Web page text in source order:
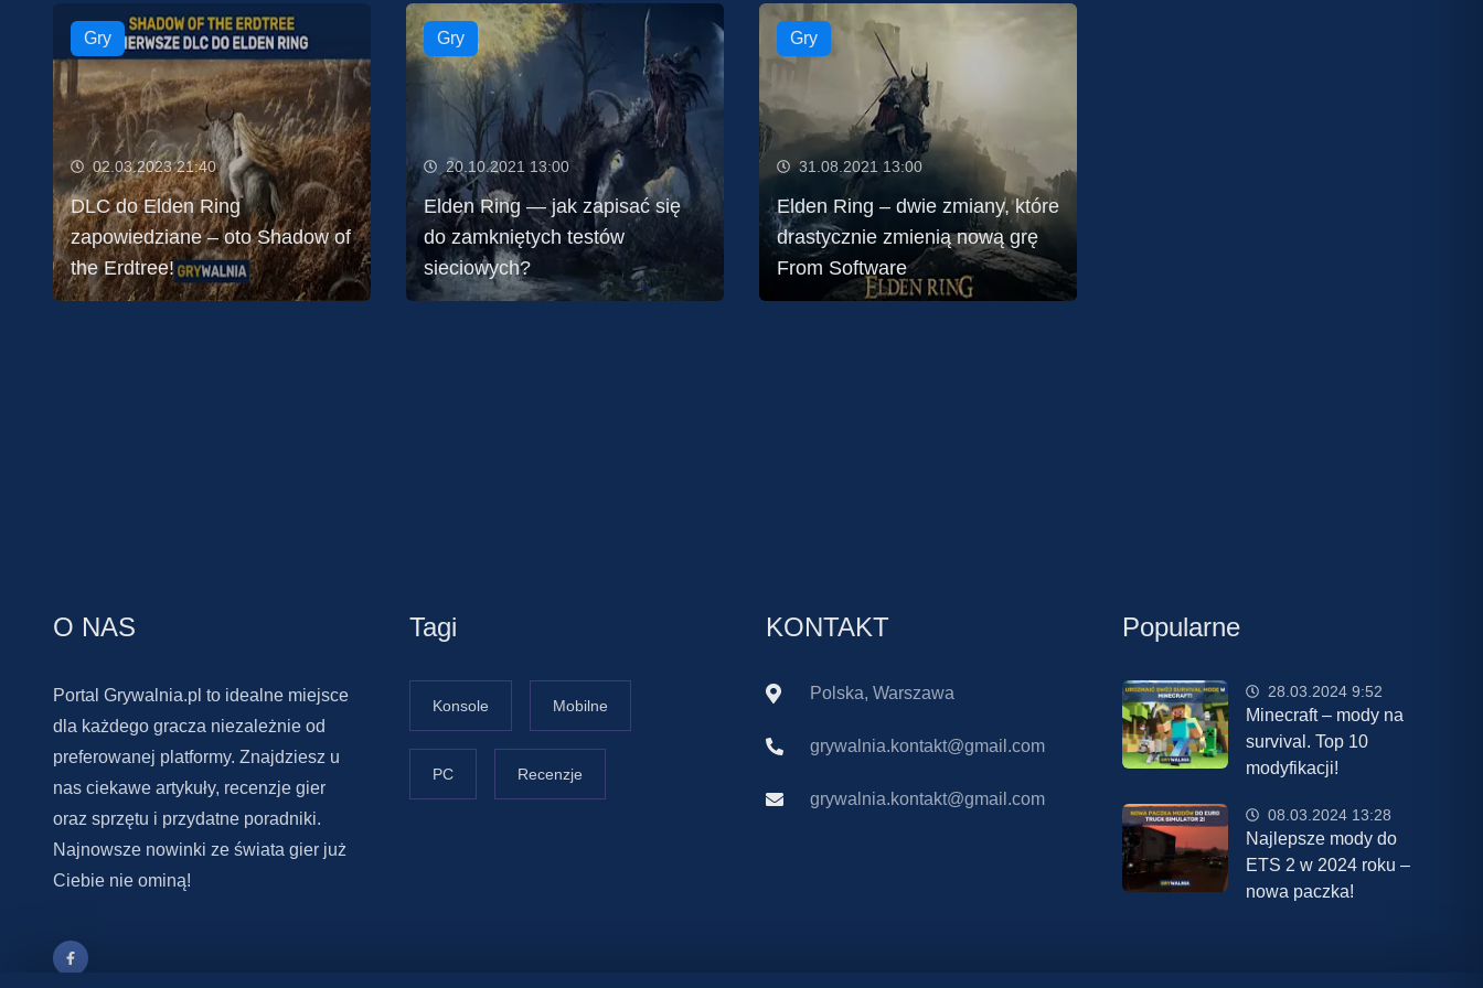
Gry
02.03.2023 21:40
DLC do Elden Ring
zapowiedziane – oto Shadow of
the Erdtree!
Gry
20.10.2021 13:00
Elden Ring — jak zapisać się
do zamkniętych testów
sieciowych?
Gry
31.08.2021 13:00
Elden Ring – dwie zmiany, które
drastycznie zmienią nową grę
From Software
O NAS
Portal Grywalnia.pl to idealne miejsce
dla każdego gracza niezależnie od
preferowanej platformy. Znajdziesz u
nas ciekawe artykuły, recenzje gier
oraz sprzętu i przydatne poradniki.
Najnowsze nowinki ze świata gier już
Ciebie nie ominą!
Tagi
Konsole Mobilne
PC Recenzje
KONTAKT
Polska, Warszawa
grywalnia.kontakt@gmail.com
grywalnia.kontakt@gmail.com
Popularne
28.03.2024 9:52
Minecraft – mody na
survival. Top 10
modyfikacji!
08.03.2024 13:28
Najlepsze mody do
ETS 2 w 2024 roku –
nowa paczka!